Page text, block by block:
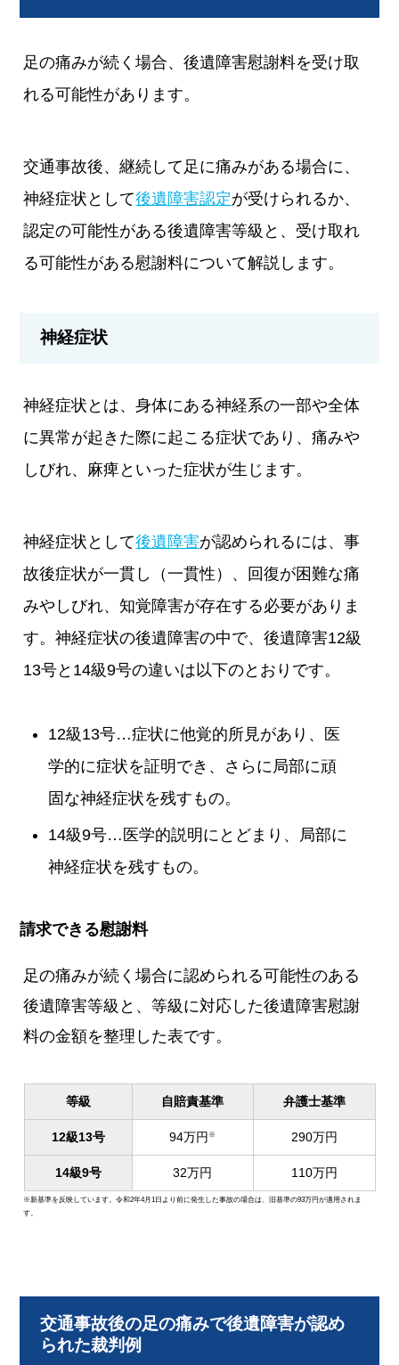
足の痛みが続く場合、後遺障害慰謝料を受け取
れる可能性があります。
交通事故後、継続して足に痛みがある場合に、
神経症状として後遺障害認定が受けられるか、
認定の可能性がある後遺障害等級と、受け取れ
る可能性がある慰謝料について解説します。
神経症状
神経症状とは、身体にある神経系の一部や全体
に異常が起きた際に起こる症状であり、痛みや
しびれ、麻痺といった症状が生じます。
神経症状として後遺障害が認められるには、事
故後症状が一貫し（一貫性）、回復が困難な痛
みやしびれ、知覚障害が存在する必要がありま
す。神経症状の後遺障害の中で、後遺障害12級
13号と14級9号の違いは以下のとおりです。
12級13号…症状に他覚的所見があり、医
学的に症状を証明でき、さらに局部に頑
固な神経症状を残すもの。
14級9号…医学的説明にとどまり、局部に
神経症状を残すもの。
請求できる慰謝料
足の痛みが続く場合に認められる可能性のある
後遺障害等級と、等級に対応した後遺障害慰謝
料の金額を整理した表です。
等級 自賠責基準 弁護士基準
12級13号 94万円 ※ 290万円
14級9号 32万円 110万円
※新基準を反映しています。令和2年4月1日より前に発生した事故の場合は、旧基準の93万円が適用されま
す。
交通事故後の足の痛みで後遺障害が認め
られた裁判例